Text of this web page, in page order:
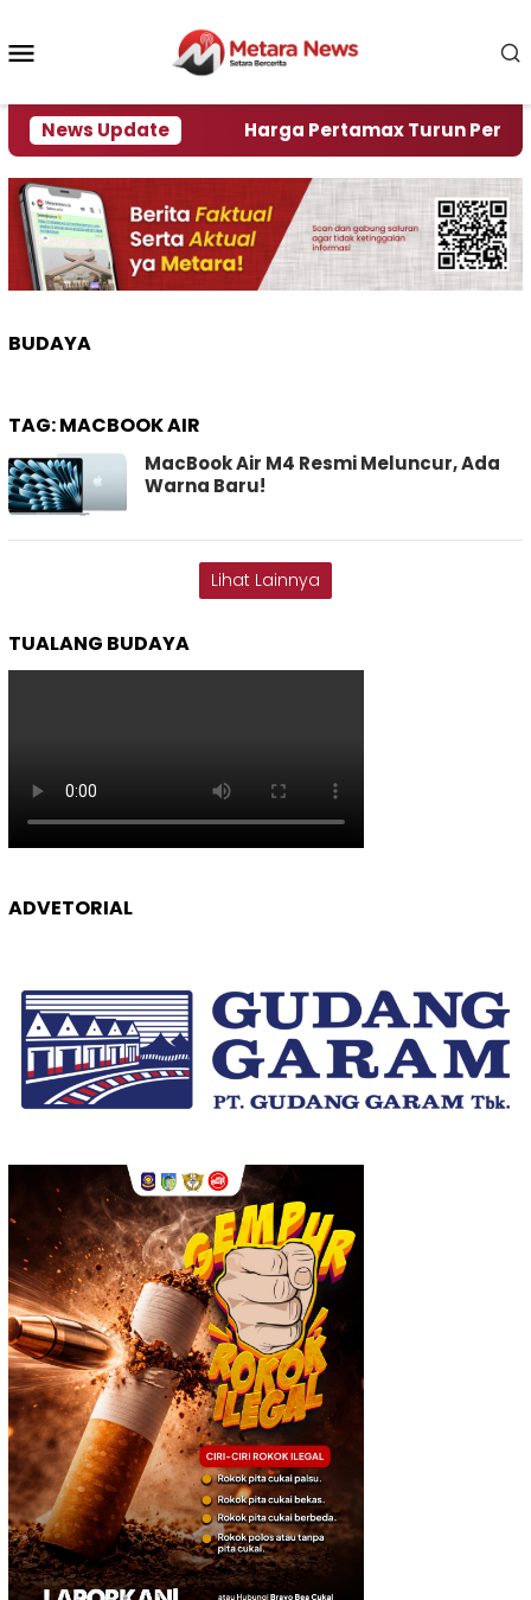
konten
News Update
Krisi Air Harga Pertamax Turun Per Hari
BUDAYA
TAG:MACBOOK AIR
MacBook Air M4 Resmi Meluncur, Ada
Warna Baru!
Lihat Lainnya
TUALANG BUDAYA
ADVETORIAL